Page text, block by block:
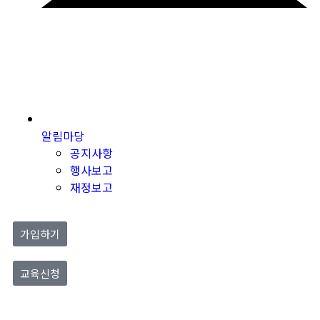
알림마당
공지사항
행사보고
재정보고
가입하기
교육신청